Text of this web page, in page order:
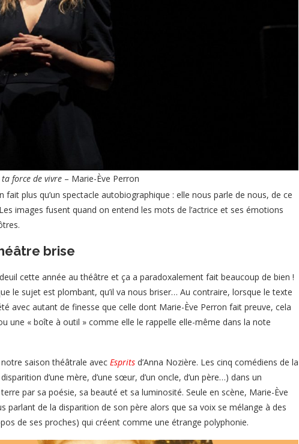
ta force de vivre – Marie-Ève Perron
plus qu’un spectacle autobiographique : elle nous parle de nous, de ce
images fusent quand on entend les mots de l’actrice et ses émotions
brise
cette année au théâtre et ça a paradoxalement fait beaucoup de bien !
le sujet est plombant, qu’il va nous briser… Au contraire, lorsque le texte
avec autant de finesse que celle dont Marie-Ève Perron fait preuve, cela
une « boîte à outil » comme elle le rappelle elle-même dans la note
saison théâtrale avec Esprits d’Anna Nozière. Les cinq comédiens de la
d’une mère, d’une sœur, d’un oncle, d’un père…) dans un
par sa poésie, sa beauté et sa luminosité. Seule en scène, Marie-Ève
parlant de la disparition de son père alors que sa voix se mélange à des
de ses proches) qui créent comme une étrange polyphonie.